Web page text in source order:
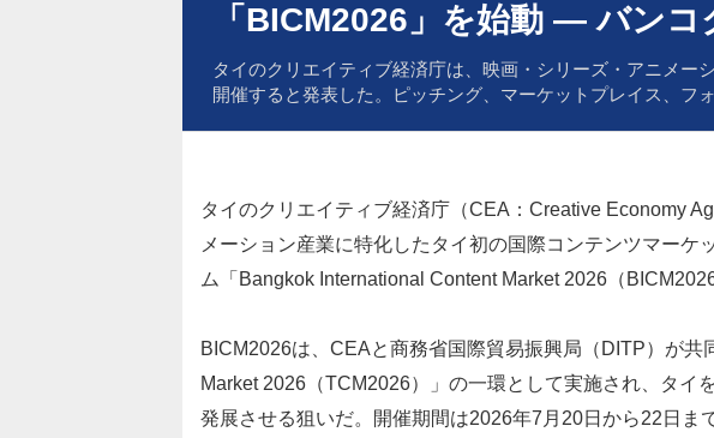
「BICM2026」を始動 ― バン
タイのクリエイティブ経済庁は、映画・シリーズ・アニメー
開催すると発表した。ピッチング、マーケットプレイス、
タイのクリエイティブ経済庁（CEA：Creative Economy
メーション産業に特化したタイ初の国際コンテンツマーケ
ム「Bangkok International Content Market 2026（
BICM2026は、CEAと商務省国際貿易振興局（DITP）が共
Market 2026（TCM2026）」の一環として実施され、タイ
発展させる狙いだ。開催期間は2026年7月20日から22日ま